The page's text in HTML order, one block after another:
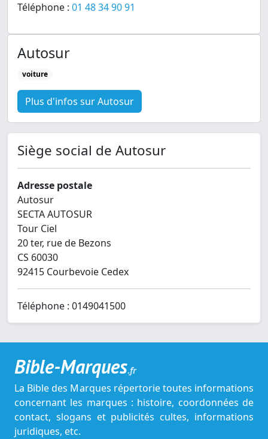
Téléphone : 01 48 34 90 91
Autosur
voiture
Plus d'infos sur Autosur
Siège social de Autosur
Adresse postale
Autosur
SECTA AUTOSUR
Tour Ciel
20 ter, rue de Bezons
CS 60030
92415 Courbevoie Cedex
Téléphone : 0149041500
Bible-Marques.fr
La Bible des Marques répertorie toutes informations
concernant les marques : histoire, coordonnées de
contact, slogans et publicités cultes, informations
juridiques, etc.